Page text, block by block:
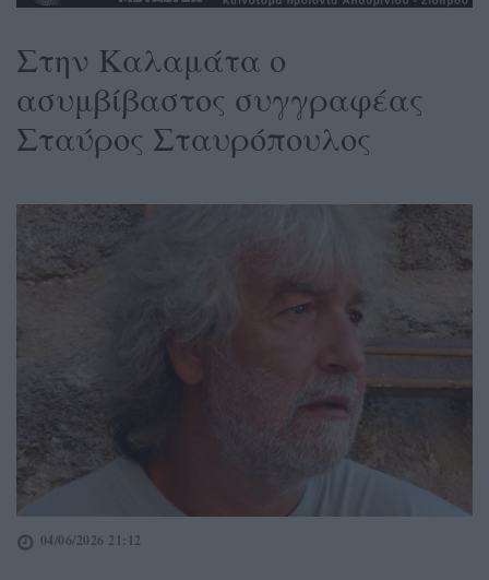
Στην Καλαμάτα ο
ασυμβίβαστος συγγραφέας
Σταύρος Σταυρόπουλος
04/06/2026 21:12